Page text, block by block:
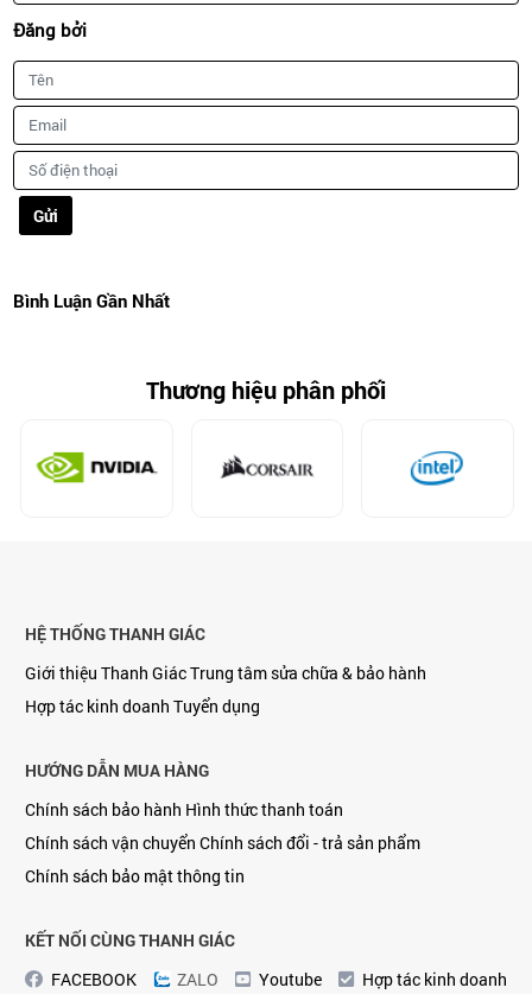
Đăng bởi
Gửi
Bình Luận Gần Nhất
Thương hiệu phân phối
HỆ THỐNG THANH GIÁC
Giới thiệu Thanh GiácTrung tâm sửa chữa & bảo hành
Hợp tác kinh doanh Tuyển dụng
HƯỚNG DẪN MUA HÀNG
Chính sách bảo hành Hình thức thanh toán
Chính sách vận chuyển Chính sách đổi - trả sản phẩm
Chính sách bảo mật thông tin
KẾT NỐI CÙNG THANH GIÁC
FACEBOOK
ZALO Youtube
Hợp tác kinh doanh